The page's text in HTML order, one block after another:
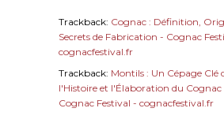
Trackback: Cognac : Définition,
Secrets de Fabrication - Cognac
cognacfestival.fr
Trackback: Montils : Un Cépage Clé
l'Histoire et l'Élaboration du Cognac
Cognac Festival - cognacfestival.fr